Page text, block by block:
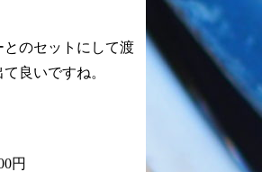
のセットにして渡
良いですね。
円